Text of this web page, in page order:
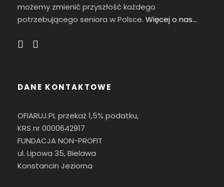
możemy zmienić przyszłość każdego
potrzebującego seniora w Polsce. Więcej o nas…
DANE KONTAKTOWE
OFIARUJ.PL przekaż 1,5% podatku,
KRS nr 0000642917
FUNDACJA NON-PROFIT
ul. Lipowa 35, Bielawa
Konstancin Jeziorna